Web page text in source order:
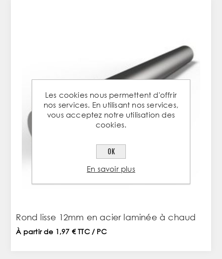
Rond lisse 12mm en acier laminée à chaud
À partir de 1,97 € TTC / PC
Les cookies nous permettent d'offrir
nos services. En utilisant nos services,
vous acceptez notre utilisation des
cookies.
OK
En savoir plus